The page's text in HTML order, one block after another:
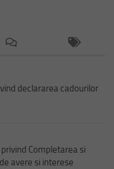
declararea cadourilor
Completarea si
avere si interese